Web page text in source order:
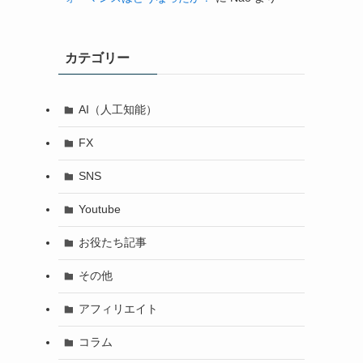
カテゴリー
AI（人工知能）
FX
SNS
Youtube
お役たち記事
その他
アフィリエイト
コラム